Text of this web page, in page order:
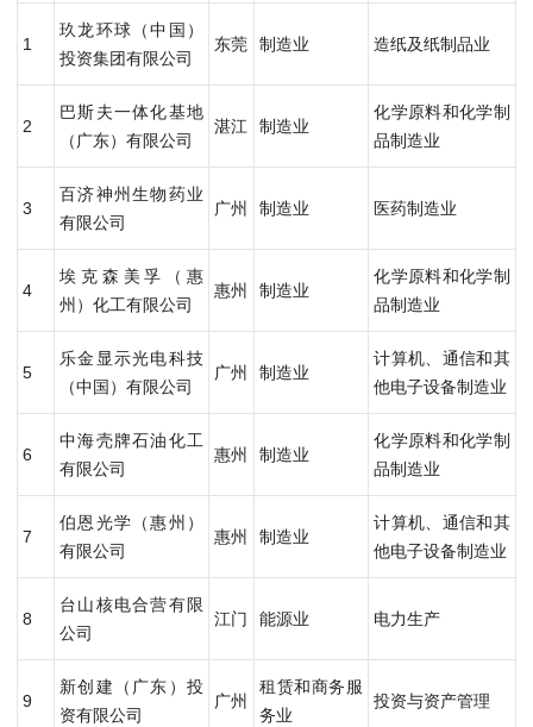
1
玖龙环球（中国）
投资集团有限公司
东莞 制造业 造纸及纸制品业
2
巴斯夫一体化基地
（广东）有限公司
湛江 制造业
化学原料和化学制
品制造业
3
百济神州生物药业
有限公司
广州 制造业 医药制造业
4
埃克森美孚（惠
州）化工有限公司
惠州 制造业
化学原料和化学制
品制造业
5
乐金显示光电科技
（中国）有限公司
广州 制造业
计算机、通信和其
他电子设备制造业
6
中海壳牌石油化工
有限公司
惠州 制造业
化学原料和化学制
品制造业
7
伯恩光学（惠州）
有限公司
惠州 制造业
计算机、通信和其
他电子设备制造业
8
台山核电合营有限
公司
江门 能源业 电力生产
9
新创建（广东）投
资有限公司
广州
租赁和商务服
务业
投资与资产管理